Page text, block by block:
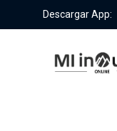
Descargar App: